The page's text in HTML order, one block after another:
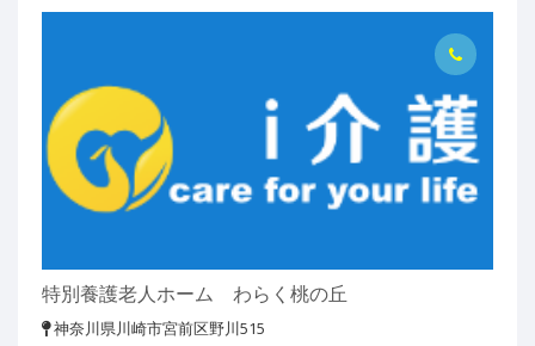
特別養護老人ホーム わらく桃の丘
神奈川県川崎市宮前区野川515